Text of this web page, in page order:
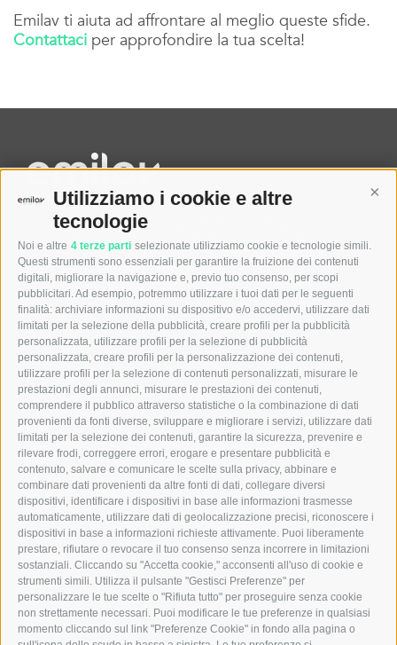
Utilizziamo i cookie e altre
tecnologie
Noi e altre 4 terze parti selezionate utilizziamo cookie e tecnologie simili.
Questi strumenti sono essenziali per garantire la fruizione dei contenuti
digitali, migliorare la navigazione e, previo tuo consenso, per scopi
pubblicitari. Ad esempio, potremmo utilizzare i tuoi dati per le seguenti
finalità: archiviare informazioni su dispositivo e/o accedervi, utilizzare dati
limitati per la selezione della pubblicità, creare profili per la pubblicità
personalizzata, utilizzare profili per la selezione di pubblicità
personalizzata, creare profili per la personalizzazione dei contenuti,
utilizzare profili per la selezione di contenuti personalizzati, misurare le
prestazioni degli annunci, misurare le prestazioni dei contenuti,
comprendere il pubblico attraverso statistiche o la combinazione di dati
provenienti da fonti diverse, sviluppare e migliorare i servizi, utilizzare dati
limitati per la selezione dei contenuti, garantire la sicurezza, prevenire e
rilevare frodi, correggere errori, erogare e presentare pubblicità e
contenuto, salvare e comunicare le scelte sulla privacy, abbinare e
combinare dati provenienti da altre fonti di dati, collegare diversi
dispositivi, identificare i dispositivi in base alle informazioni trasmesse
automaticamente, utilizzare dati di geolocalizzazione precisi, riconoscere i
dispositivi in base a informazioni richieste attivamente. Puoi liberamente
prestare, rifiutare o revocare il tuo consenso senza incorrere in limitazioni
sostanziali. Cliccando su "Accetta cookie," acconsenti all'uso di cookie e
strumenti simili. Utilizza il pulsante "Gestisci Preferenze" per
personalizzare le tue scelte o "Rifiuta tutto" per proseguire senza cookie
non strettamente necessari. Puoi modificare le tue preferenze in qualsiasi
momento cliccando sul link "Preferenze Cookie" in fondo alla pagina o
Emilav ti aiuta ad affrontare al meglio queste sfide.
Contattaci per approfondire la tua scelta!
Autorizzazione Ministeriale definitiva di tipo
generalista Prot. N. 0000240 del 26/07/2024
Registro delle Imprese di Milano REA n° MI-2640770 –
P.IVA e Cod. Fisc. 12105550961
Capitale sociale I.V. € 600.000
Menu
Home
Chi siamo
Aziende
Candidati
News
Contatti
CCNL
Ebitemp
Whistleblowing
231
Note legali
Emilav S.r.l.
Via dei Carracci, 5
20149 Milano (MI)